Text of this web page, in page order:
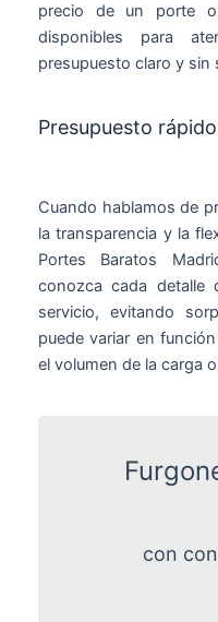
precio de un porte o
disponibles para
presupuesto claro y sin
Presupuesto
Cuando hablamos de
la transparencia y la
Portes Baratos
conozca cada
servicio, evitando
puede variar en
el volumen de la carga
con